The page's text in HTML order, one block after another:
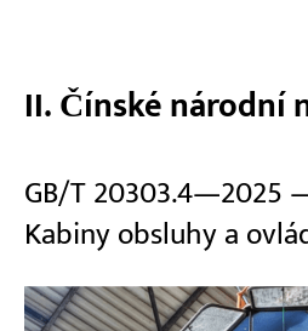
II. Čínské národní
GB/T 20303.4—2025
Kabiny obsluhy a